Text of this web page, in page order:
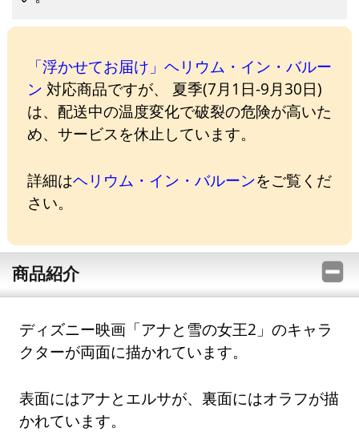
「浮かせてお届け」ヘリウム・イン・バルー
ン 対応商品ですが、 夏季(7月1日-9月30日)
は、配送中の温度変化で破裂の危険が高いた
め、サービスを休止しています。
詳細はヘリウム・イン・バルーンをご覧くだ
さい。
商品紹介
ディズニー映画「アナと雪の女王2」のキャラ
クターが両面に描かれています。
表面にはアナとエルサが、裏面にはオラフが描
かれています。